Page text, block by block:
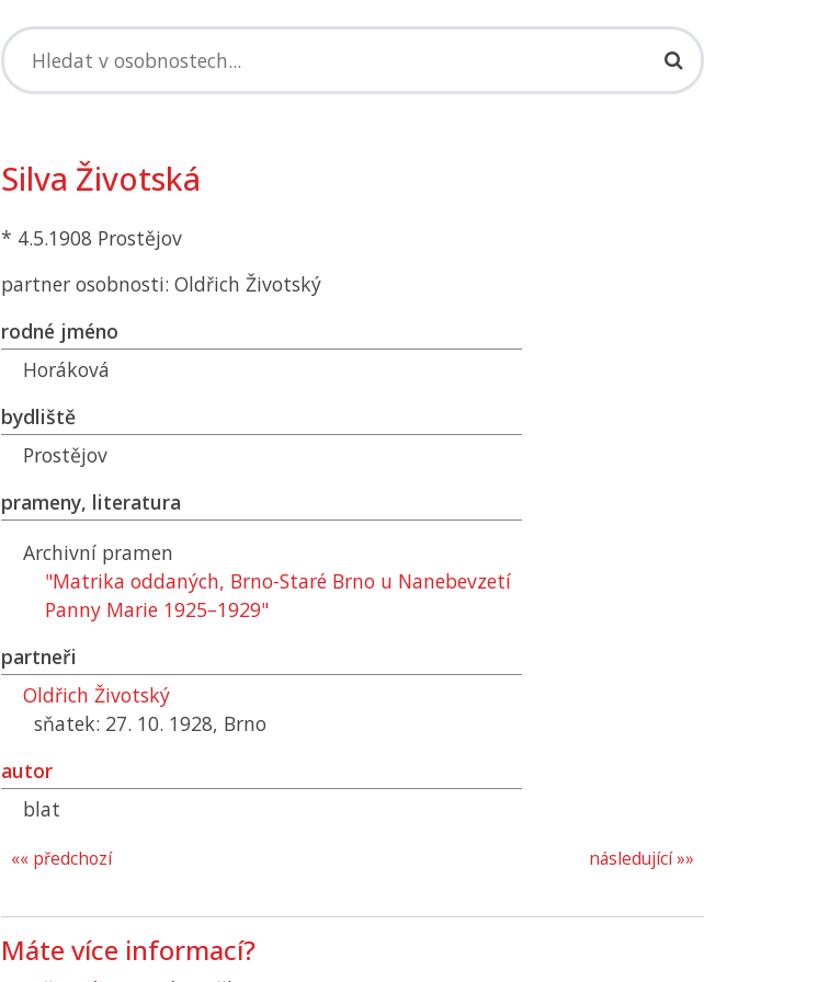
Silva Životská
* 4.5.1908 Prostějov
partner osobnosti: Oldřich Životský
rodné jméno
Horáková
bydliště
Prostějov
prameny, literatura
Archivní pramen
"Matrika oddaných, Brno-Staré Brno u Nanebevzetí
Panny Marie 1925–1929"
partneři
Oldřich Životský
sňatek: 27. 10. 1928, Brno
autor
blat
následující »»
«« předchozí
Máte více informací?